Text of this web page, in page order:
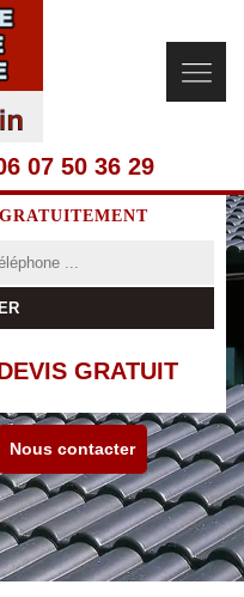
07 50 36 29
GRATUIT
Nous contacter